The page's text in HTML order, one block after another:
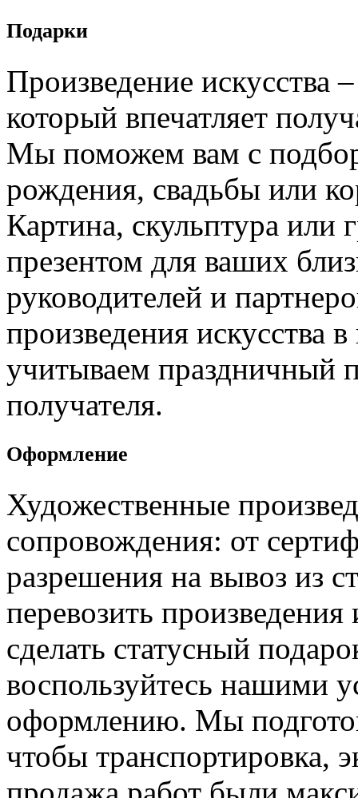
Подарки
Произведение искусства
который впечатляет
Мы поможем вам с
рождения, свадьбы или
Картина, скульптура или
презентом для ваших
руководителей и
произведения искусства
учитываем праздничный
получателя.
Оформление
Художественные
сопровождения: от
разрешения на вывоз из
перевозить произведения
сделать статусный
воспользуйтесь нашими
оформлению. Мы
чтобы транспортировка,